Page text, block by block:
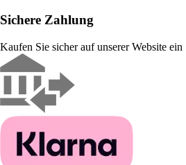
Sichere Zahlung
Kaufen Sie sicher auf unserer Website ein